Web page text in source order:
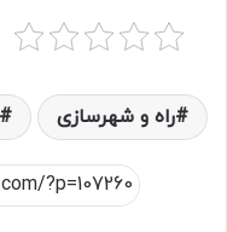
راه و شهرسازی